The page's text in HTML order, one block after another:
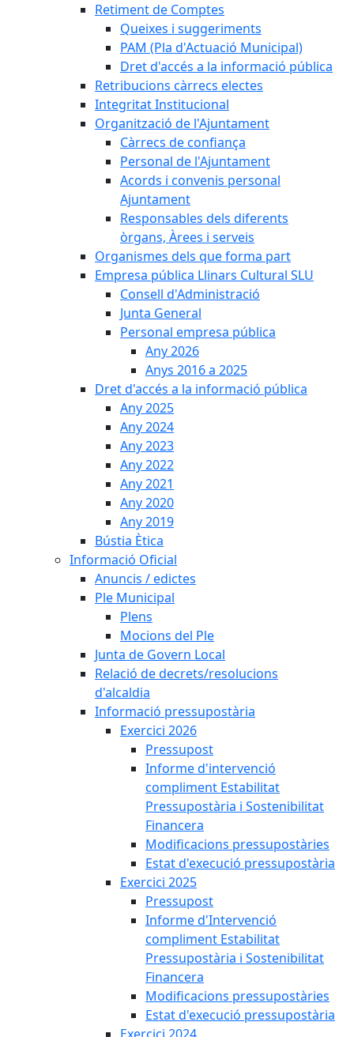
Retiment de Comptes
Queixes i suggeriments
PAM (Pla d'Actuació Municipal)
Dret d'accés a la informació pública
Retribucions càrrecs electes
Integritat Institucional
Organització de l'Ajuntament
Càrrecs de confiança
Personal de l'Ajuntament
Acords i convenis personal
Ajuntament
Responsables dels diferents
òrgans, Àrees i serveis
Organismes dels que forma part
Empresa pública Llinars Cultural SLU
Consell d'Administració
Junta General
Personal empresa pública
Any 2026
Anys 2016 a 2025
Dret d'accés a la informació pública
Any 2025
Any 2024
Any 2023
Any 2022
Any 2021
Any 2020
Any 2019
Bústia Ètica
Informació Oficial
Anuncis / edictes
Ple Municipal
Plens
Mocions del Ple
Junta de Govern Local
Relació de decrets/resolucions
d'alcaldia
Informació pressupostària
Exercici 2026
Pressupost
Informe d'intervenció
compliment Estabilitat
Pressupostària i Sostenibilitat
Financera
Modificacions pressupostàries
Estat d'execució pressupostària
Exercici 2025
Pressupost
Informe d'Intervenció
compliment Estabilitat
Pressupostària i Sostenibilitat
Financera
Modificacions pressupostàries
Estat d'execució pressupostària